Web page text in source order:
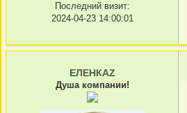
Последний визит:
2024-04-23 14:00:01
ЕЛЕНКАZ
Душа компании!